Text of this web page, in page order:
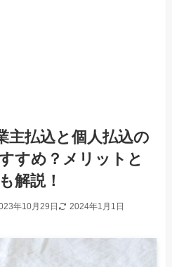
主払込と個人払込の
すめ？メリットと
解説！
年10月29日 2024年1月1日